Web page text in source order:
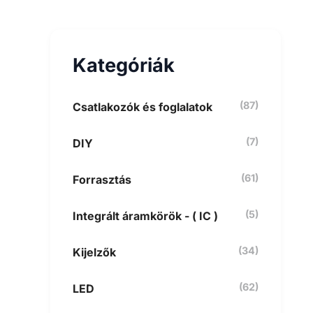
a
k
v
k
ő
e
Kategóriák
Csatlakozók és foglalatok (87)
DIY (7)
Forrasztás (61)
Integrált áramkörök - ( IC ) (5)
Kijelzők (34)
LED (62)